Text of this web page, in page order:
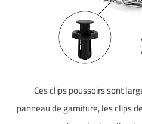
Ces clips poussoirs sont
panneau de garniture, les clips